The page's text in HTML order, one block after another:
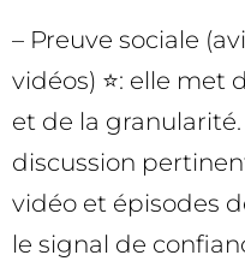
– Preuve sociale
vidéos) ⭐: elle met
et de la
discussion
vidéo et épisodes
le signal de